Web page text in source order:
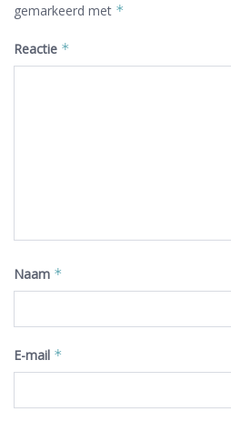
gemarkeerd met *
Reactie *
Naam *
E-mail *